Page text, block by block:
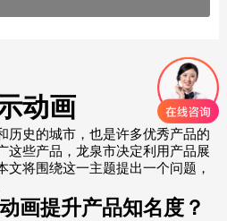
动画
历史的城市，也是许多优秀产品的
这些产品，龙泉市决定利用产品展
文将围绕这一主题提出一个问题，
画提升产品知名度？